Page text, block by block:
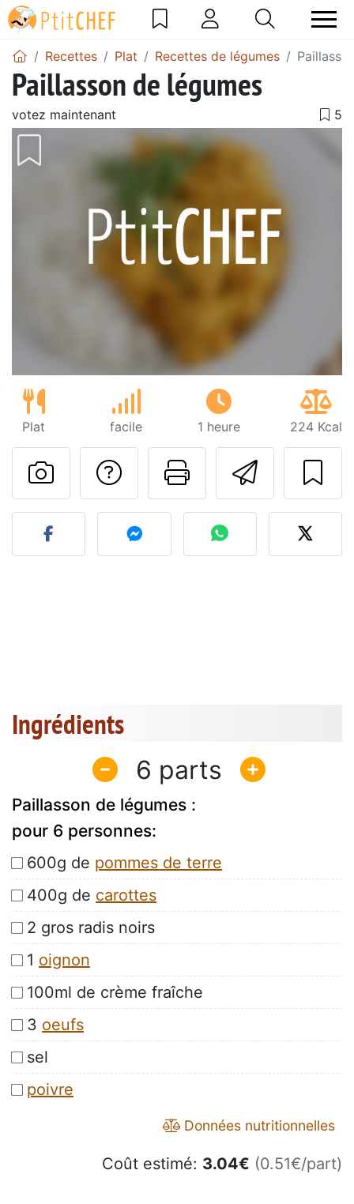
Recettes Plat Recettes de légumes
Paillasson de légumes
votez maintenant
Plat facile 1 heure 224 Kcal
Imprimer
Poser une
Publier votre photo de
Ingrédients
6
Paillasson de légumes :
pour 6 personnes:
600g de pommes de terre
400g de carottes
2 gros radis noirs
1 oignon
100ml de crème fraîche
3 oeufs
sel
poivre
Données nutritionnelles
Coût estimé: 3.04€ (0.51€/part)